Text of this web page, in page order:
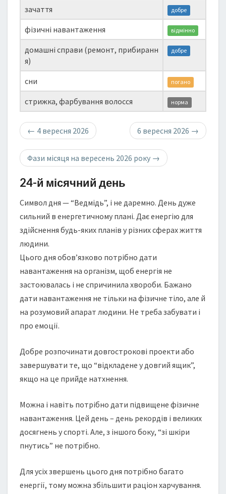
зачаття добре
фізичні навантаження відмінно
домашні справи (ремонт, прибиранн
я)
добре
сни погано
стрижка, фарбування волосся норма
← 4 вересня 2026 6 вересня 2026 →
Фази місяця на вересень 2026 року →
24-й місячний день
Символ дня — “Ведмідь”, і не даремно. День дуже
сильний в енергетичному плані. Дає енергію для
здійснення будь-яких планів у різних сферах життя
людини.
Цього дня обов’язково потрібно дати
навантаження на організм, щоб енергія не
застоювалась і не спричинила хвороби. Бажано
дати навантаження не тільки на фізичне тіло, але й
на розумовий апарат людини. Не треба забувати і
про емоції.
Добре розпочинати довгострокові проекти або
завершувати те, що “відкладене у довгий ящик”,
якщо на це прийде натхнення.
Можна і навіть потрібно дати підвищене фізичне
навантаження. Цей день – день рекордів і великих
досягнень у спорті. Але, з іншого боку, “зі шкіри
пнутись” не потрібно.
Для усіх звершень цього дня потрібно багато
енергії, тому можна збільшити раціон харчування.